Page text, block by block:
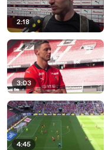
2:18
3:03
4:45